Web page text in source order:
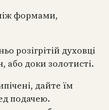
формами,
розігрітій духовці
або доки золотисті.
дайте їм
подачею.